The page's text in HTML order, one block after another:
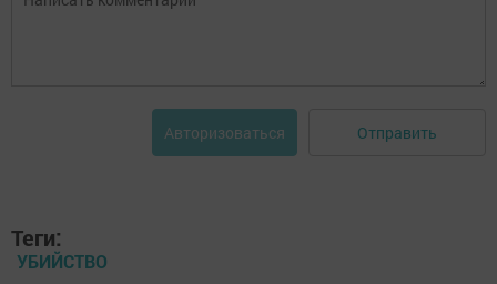
Авторизоваться Отправить
Теги:
УБИЙСТВО